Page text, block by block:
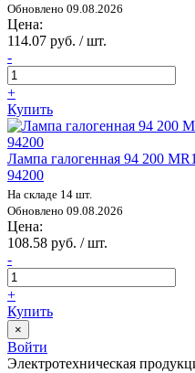
Обновлено 09.08.2026
Цена:
114.07 руб. / шт.
-
+
Купить
Лампа галогенная 94 200
94200
На складе 14 шт.
Обновлено 09.08.2026
Цена:
108.58 руб. / шт.
-
+
Купить
×
Войти
Электротехническая